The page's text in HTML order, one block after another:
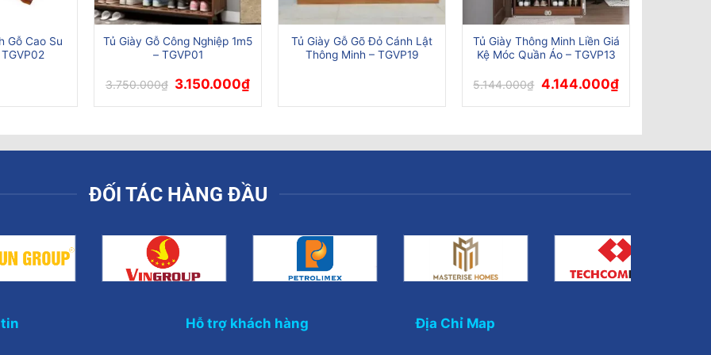
Gỗ Cao Su
Tủ Giày Gỗ Công Nghiệp 1m5
– TGVP01
3.750.000₫ Giá
gốc
là:
3.150.000₫Giá
tại
Tủ Giày Gỗ Gõ Đỏ Cánh Lật
Thông Minh – TGVP19
Tủ Giày Thông Minh Liền Giá
Kệ Móc Quần Áo – TGVP13
5.144.000₫ Giá
gốc
là:
4.144.000₫Giá
hiện
tại
ĐỐI TÁC HÀNG ĐẦU
Hỗ trợ khách hàng Địa Chỉ Map